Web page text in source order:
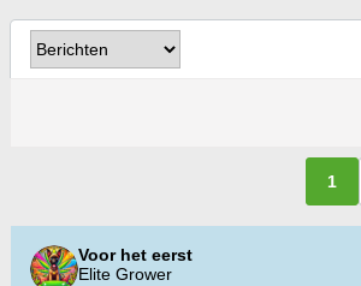
1
Voor het eerst
Elite Grower